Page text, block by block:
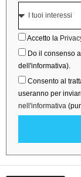
Accetto la
Do il consenso
dell'informativa).
Consento al
useranno per
nell'informativa